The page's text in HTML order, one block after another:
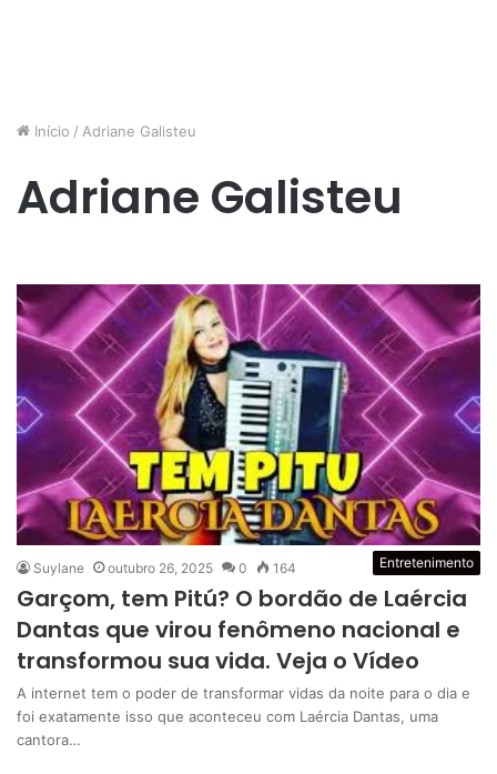
Início / Adriane Galisteu
Adriane Galisteu
Entretenimento
Suylane outubro 26, 2025 0 164
Garçom, tem Pitú? O bordão de Laércia
Dantas que virou fenômeno nacional e
transformou sua vida. Veja o Vídeo
A internet tem o poder de transformar vidas da noite para o dia e
foi exatamente isso que aconteceu com Laércia Dantas, uma
cantora…